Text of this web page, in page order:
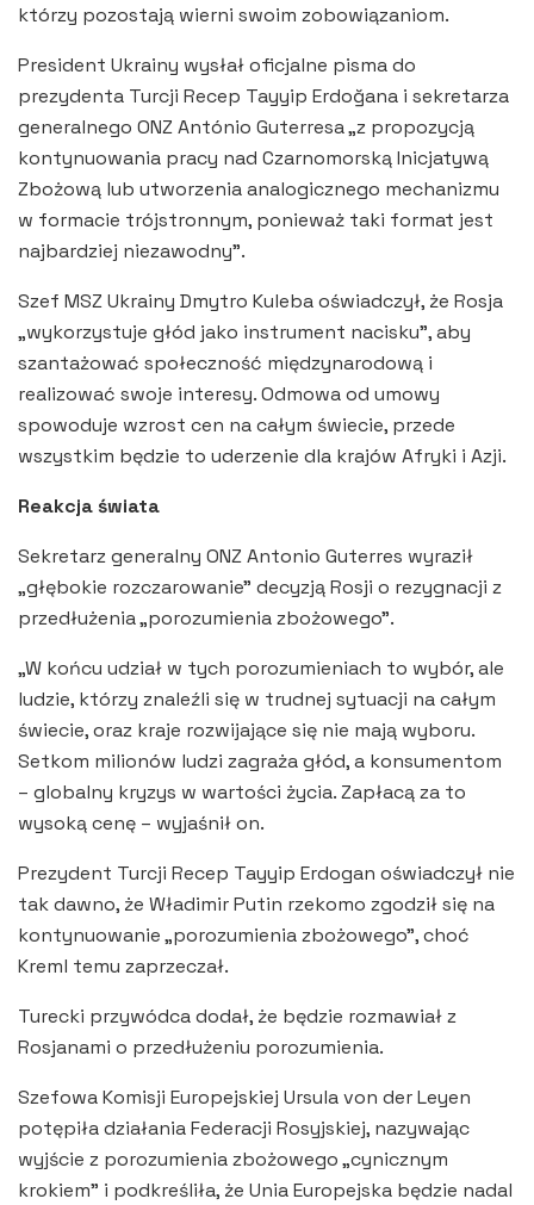
którzy pozostają wierni swoim zobowiązaniom.
President Ukrainy wysłał oficjalne pisma do
prezydenta Turcji Recep Tayyip Erdoğana i sekretarza
generalnego ONZ António Guterresa „z propozycją
kontynuowania pracy nad Czarnomorską Inicjatywą
Zbożową lub utworzenia analogicznego mechanizmu
w formacie trójstronnym, ponieważ taki format jest
najbardziej niezawodny”.
Szef MSZ Ukrainy Dmytro Kuleba oświadczył, że Rosja
„wykorzystuje głód jako instrument nacisku”, aby
szantażować społeczność międzynarodową i
realizować swoje interesy. Odmowa od umowy
spowoduje wzrost cen na całym świecie, przede
wszystkim będzie to uderzenie dla krajów Afryki i Azji.
Reakcja świata
Sekretarz generalny ONZ Antonio Guterres wyraził
„głębokie rozczarowanie” decyzją Rosji o rezygnacji z
przedłużenia „porozumienia zbożowego”.
„W końcu udział w tych porozumieniach to wybór, ale
ludzie, którzy znaleźli się w trudnej sytuacji na całym
świecie, oraz kraje rozwijające się nie mają wyboru.
Setkom milionów ludzi zagraża głód, a konsumentom
– globalny kryzys w wartości życia. Zapłacą za to
wysoką cenę – wyjaśnił on.
Prezydent Turcji Recep Tayyip Erdogan oświadczył nie
tak dawno, że Władimir Putin rzekomo zgodził się na
kontynuowanie „porozumienia zbożowego”, choć
Kreml temu zaprzeczał.
Turecki przywódca dodał, że będzie rozmawiał z
Rosjanami o przedłużeniu porozumienia.
Szefowa Komisji Europejskiej Ursula von der Leyen
potępiła działania Federacji Rosyjskiej, nazywając
wyjście z porozumienia zbożowego „cynicznym
krokiem” i podkreśliła, że Unia Europejska będzie nadal